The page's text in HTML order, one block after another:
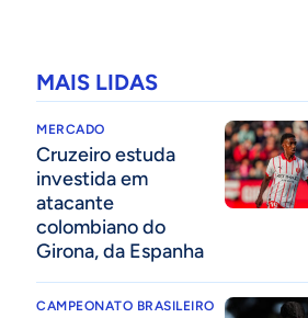
MAIS LIDAS
MERCADO
Cruzeiro estuda
investida em
atacante
colombiano do
Girona, da Espanha
CAMPEONATO BRASILEIRO